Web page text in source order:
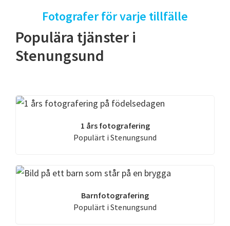
Fotografer för varje tillfälle
Populära tjänster i
Stenungsund
1 års fotografering
Populärt i Stenungsund
Barnfotografering
Populärt i Stenungsund